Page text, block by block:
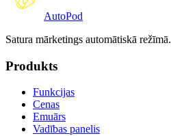
AutoPod
Satura mārketings automātiskā režīmā.
Produkts
Funkcijas
Cenas
Emuārs
Vadības panelis